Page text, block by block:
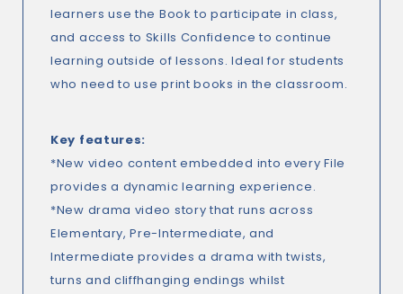
learners use the Book to participate in class,
and access to Skills Confidence to continue
learning outside of lessons. Ideal for students
who need to use print books in the classroom.
Key features:
*New video content embedded into every File
provides a dynamic learning experience.
*New drama video story that runs across
Elementary, Pre-Intermediate, and
Intermediate provides a drama with twists,
turns and cliffhanging endings whilst